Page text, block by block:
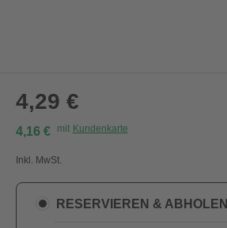
4,29 €
4,16 € mit Kundenkarte
Inkl. MwSt.
RESERVIEREN & ABHOLEN